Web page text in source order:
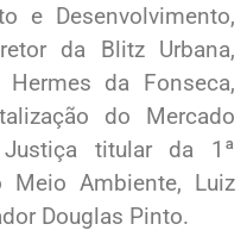
e Desenvolvimento,
da Blitz Urbana,
da Fonseca,
do Mercado
titular da 1ª
Meio Ambiente, Luiz
Douglas Pinto.